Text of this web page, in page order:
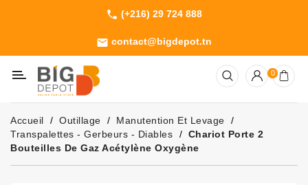
phone (+216) 29 724 888
email contact@bigdepot.tn
Machines
Outillage
Jardinage
Consommables
0
Accueil Outillage
Manutention Et Levage
Transpalettes - Gerbeurs - Diables
Chariot Porte 2
Bouteilles De Gaz Acétylène Oxygène